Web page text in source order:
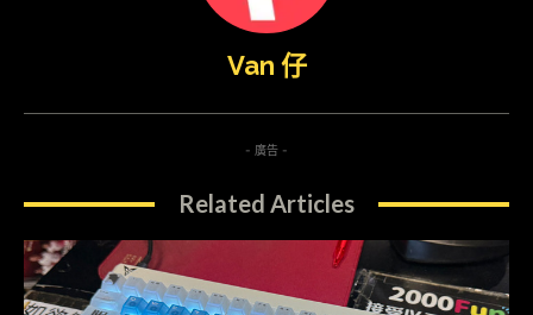
Van 仔
- 廣告 -
Related Articles